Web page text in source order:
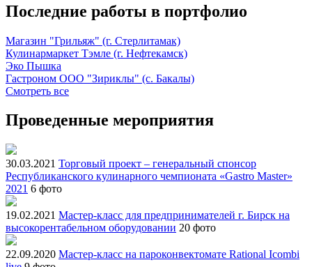
Последние работы в портфолио
Магазин "Грильяж" (г. Стерлитамак)
Кулинармаркет Тэмле (г. Нефтекамск)
Эко Пышка
Гастроном ООО "Зириклы" (с. Бакалы)
Смотреть все
Проведенные мероприятия
30.03.2021 Торговый проект – генеральный спонсор
Республиканского кулинарного чемпионата «Gastro Master»
2021 6 фото
19.02.2021 Мастер-класс для предпринимателей г. Бирск на
высокорентабельном оборудовании 20 фото
22.09.2020 Мастер-класс на пароконвектомате Rational Icombi